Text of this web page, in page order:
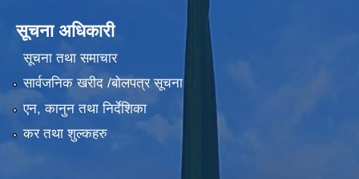
सूचना अधिकारी
सूचना तथा समाचार
सार्वजनिक खरीद /बोलपत्र सूचना
एन, कानुन तथा निर्देशिका
कर तथा शुल्कहरु